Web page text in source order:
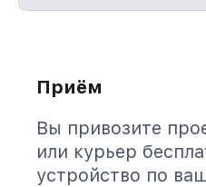
Приём
Вы привозите
или курьер
устройство по